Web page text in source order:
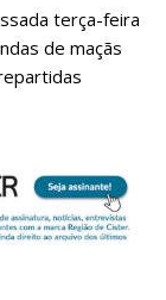
terça-feira
de maçãs